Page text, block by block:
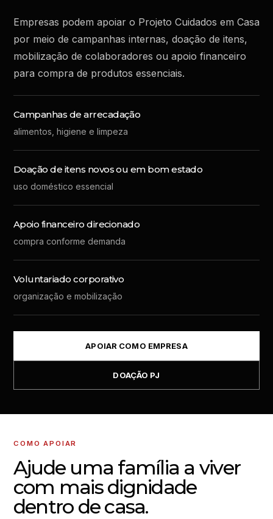
Empresas podem apoiar o Projeto Cuidados em Casa
por meio de campanhas internas, doação de itens,
mobilização de colaboradores ou apoio financeiro
para compra de produtos essenciais.
Campanhas de arrecadação
alimentos, higiene e limpeza
Doação de itens novos ou em bom estado
uso doméstico essencial
Apoio financeiro direcionado
compra conforme demanda
Voluntariado corporativo
organização e mobilização
APOIAR COMO EMPRESA
DOAÇÃO PJ
COMO APOIAR
Ajude uma família a viver
com mais dignidade
dentro de casa.